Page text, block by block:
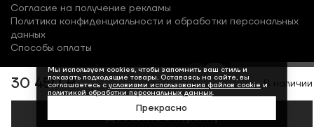
30 450 ₽ В наличии
Добавить в корзину
Согласие на получение рекламы
Политика конфиденциальности и обработки персональных
данных
Способы оплаты
Мы используем cookies, чтобы запомнить ваш стиль и
показать подходящие товары. Оставаясь на сайте, вы
соглашаетесь с условиями использования файлов cookie и
политикой обработки персональных данных.
Прекрасно